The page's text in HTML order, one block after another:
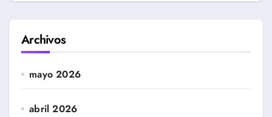
Archivos
mayo 2026
abril 2026